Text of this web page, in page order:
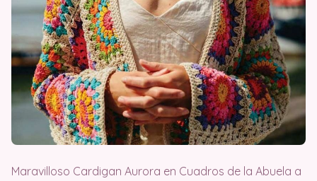
Maravilloso Cardigan Aurora en Cuadros de la Abuela a